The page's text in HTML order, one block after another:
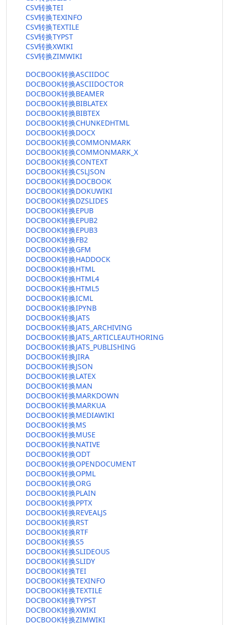
CSV转换TEI
CSV转换TEXINFO
CSV转换TEXTILE
CSV转换TYPST
CSV转换XWIKI
CSV转换ZIMWIKI
DOCBOOK转换ASCIIDOC
DOCBOOK转换ASCIIDOCTOR
DOCBOOK转换BEAMER
DOCBOOK转换BIBLATEX
DOCBOOK转换BIBTEX
DOCBOOK转换CHUNKEDHTML
DOCBOOK转换DOCX
DOCBOOK转换COMMONMARK
DOCBOOK转换COMMONMARK_X
DOCBOOK转换CONTEXT
DOCBOOK转换CSLJSON
DOCBOOK转换DOCBOOK
DOCBOOK转换DOKUWIKI
DOCBOOK转换DZSLIDES
DOCBOOK转换EPUB
DOCBOOK转换EPUB2
DOCBOOK转换EPUB3
DOCBOOK转换FB2
DOCBOOK转换GFM
DOCBOOK转换HADDOCK
DOCBOOK转换HTML
DOCBOOK转换HTML4
DOCBOOK转换HTML5
DOCBOOK转换ICML
DOCBOOK转换IPYNB
DOCBOOK转换JATS
DOCBOOK转换JATS_ARCHIVING
DOCBOOK转换JATS_ARTICLEAUTHORING
DOCBOOK转换JATS_PUBLISHING
DOCBOOK转换JIRA
DOCBOOK转换JSON
DOCBOOK转换LATEX
DOCBOOK转换MAN
DOCBOOK转换MARKDOWN
DOCBOOK转换MARKUA
DOCBOOK转换MEDIAWIKI
DOCBOOK转换MS
DOCBOOK转换MUSE
DOCBOOK转换NATIVE
DOCBOOK转换ODT
DOCBOOK转换OPENDOCUMENT
DOCBOOK转换OPML
DOCBOOK转换ORG
DOCBOOK转换PLAIN
DOCBOOK转换PPTX
DOCBOOK转换REVEALJS
DOCBOOK转换RST
DOCBOOK转换RTF
DOCBOOK转换S5
DOCBOOK转换SLIDEOUS
DOCBOOK转换SLIDY
DOCBOOK转换TEI
DOCBOOK转换TEXINFO
DOCBOOK转换TEXTILE
DOCBOOK转换TYPST
DOCBOOK转换XWIKI
DOCBOOK转换ZIMWIKI